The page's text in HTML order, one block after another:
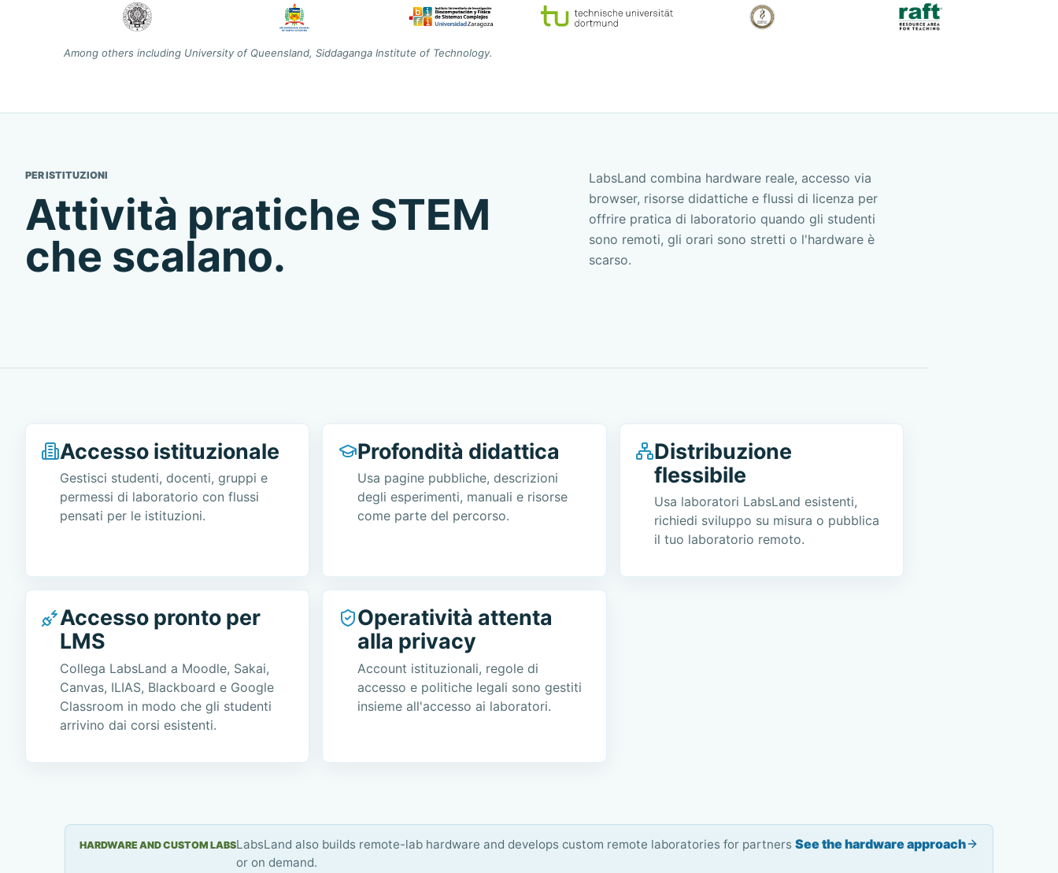
Among others including University of Queensland, Siddaganga Institute of Technology.
PER ISTITUZIONI
Attività pratiche STEM
che scalano.
LabsLand combina hardware reale, accesso via
browser, risorse didattiche e flussi di licenza per
offrire pratica di laboratorio quando gli studenti
sono remoti, gli orari sono stretti o l'hardware è
scarso.
Accesso istituzionale
Gestisci studenti, docenti, gruppi e
permessi di laboratorio con flussi
pensati per le istituzioni.
Profondità didattica
Usa pagine pubbliche, descrizioni
degli esperimenti, manuali e risorse
come parte del percorso.
Distribuzione
flessibile
Usa laboratori LabsLand esistenti,
richiedi sviluppo su misura o pubblica
il tuo laboratorio remoto.
Accesso pronto per
LMS
Collega LabsLand a Moodle, Sakai,
Canvas, ILIAS, Blackboard e Google
Classroom in modo che gli studenti
arrivino dai corsi esistenti.
Operatività attenta
alla privacy
Account istituzionali, regole di
accesso e politiche legali sono gestiti
insieme all'accesso ai laboratori.
HARDWARE AND CUSTOM LABSLabsLand also builds remote-lab hardware and develops custom remote laboratories for partners
or on demand.
See the hardware approach